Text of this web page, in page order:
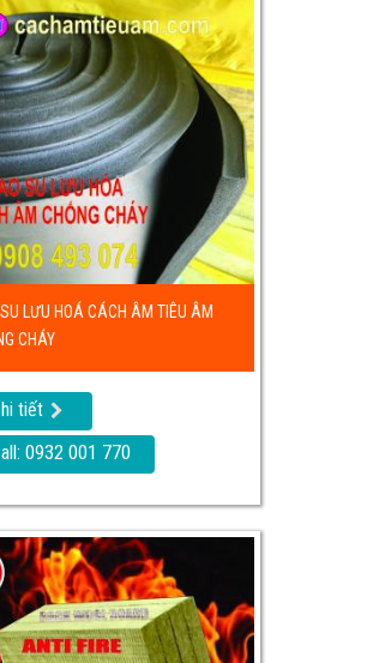
LƯU HOÁ CÁCH ÂM TIÊU ÂM
CHÁY
tiết
0932 001 770